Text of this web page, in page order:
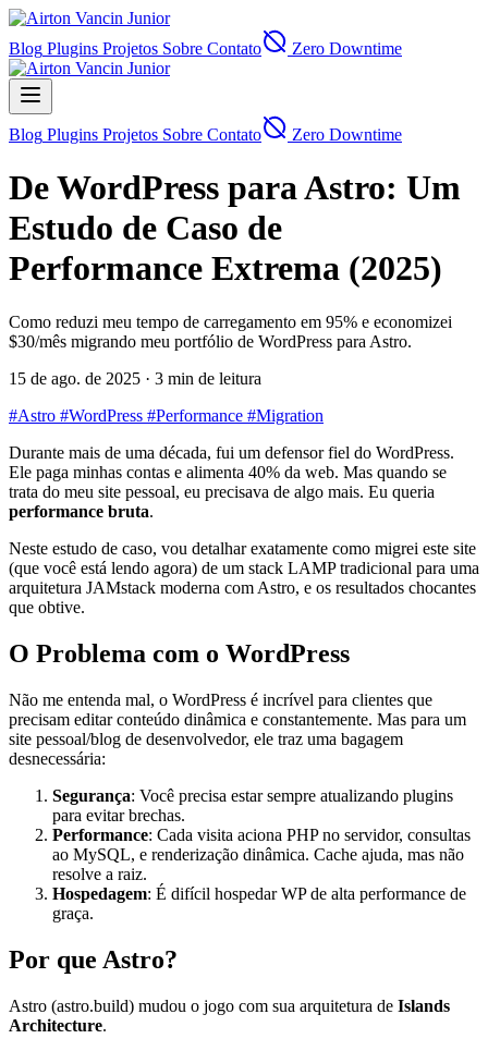
Blog Plugins Projetos Sobre Contato Zero Downtime
Blog Plugins Projetos Sobre Contato Zero Downtime
De WordPress para Astro: Um
Estudo de Caso de
Performance Extrema (2025)
Como reduzi meu tempo de carregamento em 95% e economizei
$30/mês migrando meu portfólio de WordPress para Astro.
15 de ago. de 2025 · 3 min de leitura
#Astro #WordPress #Performance #Migration
Durante mais de uma década, fui um defensor fiel do WordPress.
Ele paga minhas contas e alimenta 40% da web. Mas quando se
trata do meu site pessoal, eu precisava de algo mais. Eu queria
performance bruta.
Neste estudo de caso, vou detalhar exatamente como migrei este site
(que você está lendo agora) de um stack LAMP tradicional para uma
arquitetura JAMstack moderna com Astro, e os resultados chocantes
que obtive.
O Problema com o WordPress
Não me entenda mal, o WordPress é incrível para clientes que
precisam editar conteúdo dinâmica e constantemente. Mas para um
site pessoal/blog de desenvolvedor, ele traz uma bagagem
desnecessária:
Segurança: Você precisa estar sempre atualizando plugins
para evitar brechas.
Performance: Cada visita aciona PHP no servidor, consultas
ao MySQL, e renderização dinâmica. Cache ajuda, mas não
resolve a raiz.
Hospedagem: É difícil hospedar WP de alta performance de
graça.
Por que Astro?
Astro (astro.build) mudou o jogo com sua arquitetura de Islands
Architecture.